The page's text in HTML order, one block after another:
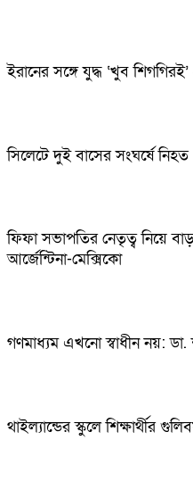
ইরানের সঙ্গে যুদ্ধ ‘খুব
সিলেটে দুই বাসের সংঘর্ষে
ফিফা সভাপতির নেতৃত্ব নিয়ে
আর্জেন্টিনা-মেক্সিকো
গণমাধ্যম এখনো স্বাধীন নয়:
থাইল্যান্ডের স্কুলে শিক্ষার্থীর